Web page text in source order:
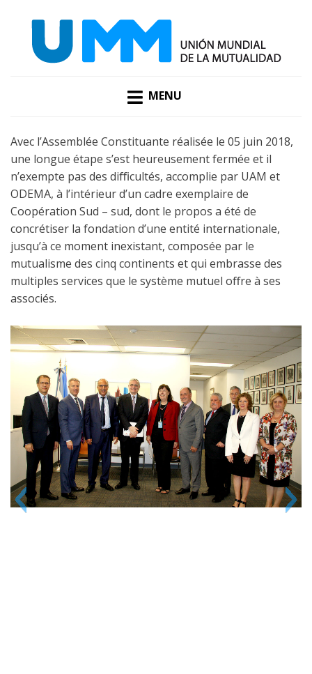
MENU
Avec l’Assemblée Constituante réalisée le 05 juin 2018,
une longue étape s’est heureusement fermée et il
n’exempte pas des diﬃcultés, accomplie par UAM et
ODEMA, à l’intérieur d’un cadre exemplaire de
Coopération Sud – sud, dont le propos a été de
concrétiser la fondation d’une entité internationale,
jusqu’à ce moment inexistant, composée par le
mutualisme des cinq continents et qui embrasse des
multiples services que le système mutuel oﬀre à ses
associés.